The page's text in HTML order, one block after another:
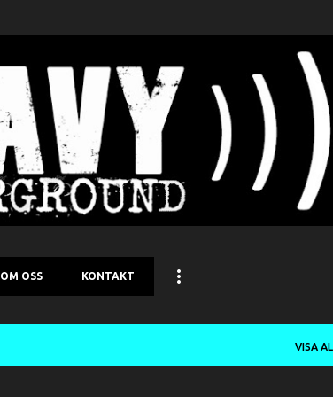
OM OSS KONTAKT
VISA